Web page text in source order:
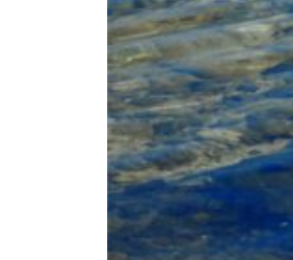
La Elección De Mesa De
Cómo Elegir El Mejor